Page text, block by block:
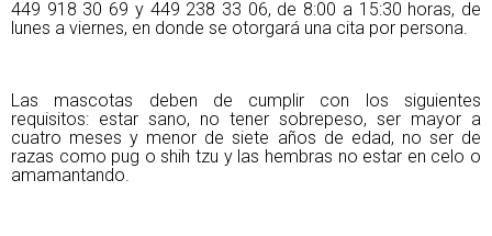
449 918 30 69 y 449 238 33 06, de 8:00 a 15:30 horas, de
lunes a viernes, en donde se otorgará una cita por persona.
Las mascotas deben de cumplir con los siguientes
requisitos: estar sano, no tener sobrepeso, ser mayor a
cuatro meses y menor de siete años de edad, no ser de
razas como pug o shih tzu y las hembras no estar en celo o
amamantando.